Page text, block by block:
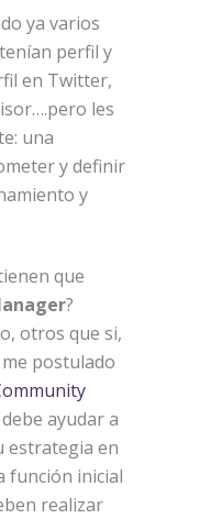
ya varios
tenían perfil y
en Twitter,
les
una
y definir
y
que
?
otros que si,
postulado
debe ayudar a
estrategia en
función inicial
realizar